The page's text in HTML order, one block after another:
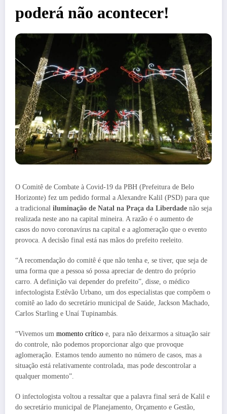
poderá não acontecer!
O Comitê de Combate à Covid-19 da PBH (Prefeitura de Belo
Horizonte) fez um pedido formal a Alexandre Kalil (PSD) para que
a tradicional iluminação de Natal na Praça da Liberdade não seja
realizada neste ano na capital mineira. A razão é o aumento de
casos do novo coronavírus na capital e a aglomeração que o evento
provoca. A decisão final está nas mãos do prefeito reeleito.
“A recomendação do comitê é que não tenha e, se tiver, que seja de
uma forma que a pessoa só possa apreciar de dentro do próprio
carro. A definição vai depender do prefeito”, disse, o médico
infectologista Estêvão Urbano, um dos especialistas que compõem o
comitê ao lado do secretário municipal de Saúde, Jackson Machado,
Carlos Starling e Unaí Tupinambás.
“Vivemos um momento crítico e, para não deixarmos a situação sair
do controle, não podemos proporcionar algo que provoque
aglomeração. Estamos tendo aumento no número de casos, mas a
situação está relativamente controlada, mas pode descontrolar a
qualquer momento”.
O infectologista voltou a ressaltar que a palavra final será de Kalil e
do secretário municipal de Planejamento, Orçamento e Gestão,